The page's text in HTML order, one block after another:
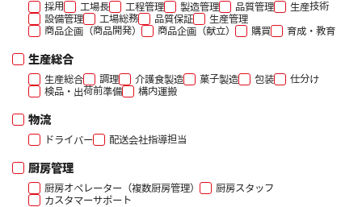
採用 工場長 工程管理 製造管理 品質管理
生産技術
設備管理
工場総務 品質保証
生産管理
商品企画（商品開発）
商品企画（献立） 購買 育成・教育
生産総合
生産総合 調理 介護食製造 菓子製造 包装
仕分け
検品・出荷前準備
構内運搬
物流
ドライバー 配送会社指導担当
厨房管理
厨房オペレーター（複数厨房管理）
厨房スタッフ
カスタマーサポート